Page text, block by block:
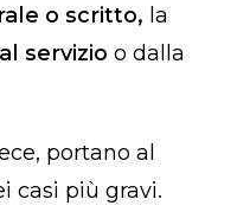
o scritto, la
servizio o dalla
portano al
casi più gravi.